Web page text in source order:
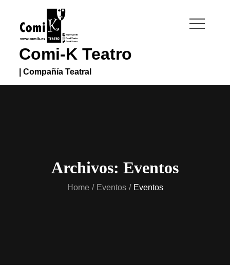
content
Comi-K Teatro
| Compañía Teatral
Archivos: Eventos
Home Eventos Eventos